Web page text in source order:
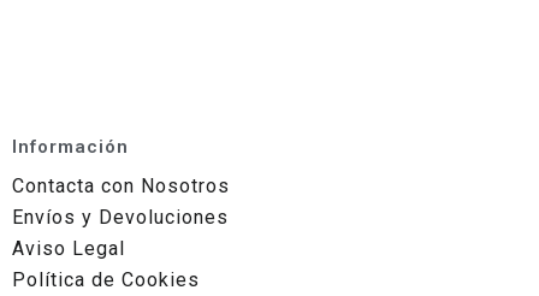
Información
Contacta con Nosotros
Envíos y Devoluciones
Aviso Legal
Política de Cookies